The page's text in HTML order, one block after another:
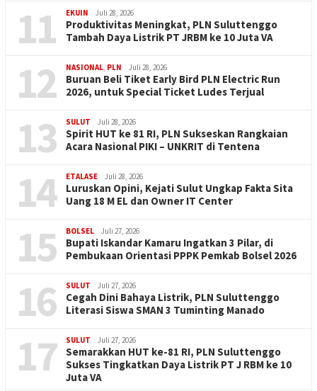
11 EKUIN Juli 28, 2026
Produktivitas Meningkat, PLN Suluttenggo
Tambah Daya Listrik PT JRBM ke 10 Juta VA
12 NASIONAL, PLN Juli 28, 2026
Buruan Beli Tiket Early Bird PLN Electric Run
2026, untuk Special Ticket Ludes Terjual
13 SULUT Juli 28, 2026
Spirit HUT ke 81 RI, PLN Sukseskan Rangkaian
Acara Nasional PIKI – UNKRIT di Tentena
14 ETALASE Juli 28, 2026
Luruskan Opini, Kejati Sulut Ungkap Fakta Sita
Uang 18 M EL dan Owner IT Center
15 BOLSEL Juli 27, 2026
Bupati Iskandar Kamaru Ingatkan 3 Pilar, di
Pembukaan Orientasi PPPK Pemkab Bolsel 2026
16 SULUT Juli 27, 2026
Cegah Dini Bahaya Listrik, PLN Suluttenggo
Literasi Siswa SMAN 3 Tuminting Manado
17 SULUT Juli 27, 2026
Semarakkan HUT ke-81 RI, PLN Suluttenggo
Sukses Tingkatkan Daya Listrik PT J RBM ke 10
Juta VA